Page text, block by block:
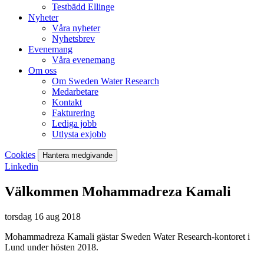
Testbädd Ellinge
Nyheter
Våra nyheter
Nyhetsbrev
Evenemang
Våra evenemang
Om oss
Om Sweden Water Research
Medarbetare
Kontakt
Fakturering
Lediga jobb
Utlysta exjobb
Cookies Hantera medgivande
Linkedin
Välkommen Mohammadreza Kamali
torsdag 16 aug 2018
Mohammadreza Kamali gästar Sweden Water Research-kontoret i
Lund under hösten 2018.